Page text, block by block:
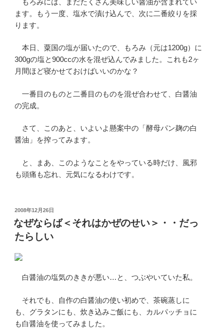
ます。もう一度、塩水で漬け込んで、次に二番絞りを採
ります。
本日、粟国の塩が届いたので、もろみ（元は1200g）に
300gの塩と900ccの水を混ぜ込んでみました。これも2ヶ
月間ほど寝かせておけばいいのかな？
一番目のものと二番目のものを混ぜ合わせて、白醤油
の完成。
さて、このあと、いよいよ懸案中の「酵母パン麹の白
醤油」を搾ってみます。
と、まあ、このようなことをやっている時だけ、風邪
も頭痛も忘れ、元気になるわけです。
投
稿
日:
2008年12月26日
なぜならば＜それはかぜのせい＞・・だっ
たらしい
白醤油の塩気のききが悪い…と、つぶやいていた私。
それでも、自作の白醤油の使い初めで、茶碗蒸しに
も、グラタンにも、炊き込みご飯にも、カルパッチョに
も白醤油を使ってみました。